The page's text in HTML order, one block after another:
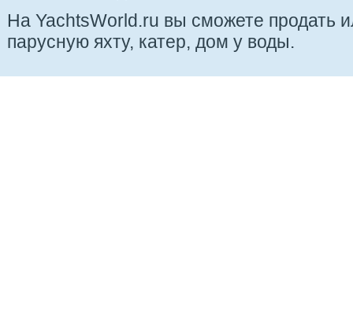
На YachtsWorld.ru вы сможете продать
парусную яхту, катер, дом у воды.